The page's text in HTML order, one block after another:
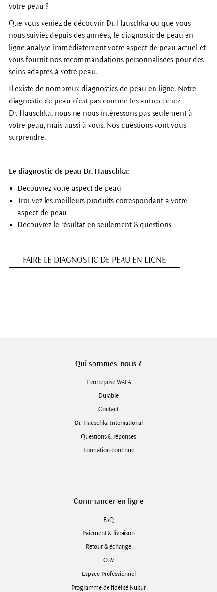
votre peau ?
Que vous veniez de découvrir Dr. Hauschka ou que vous
nous suiviez depuis des années, le diagnostic de peau en
ligne analyse immédiatement votre aspect de peau actuel et
vous fournit nos recommandations personnalisées pour des
soins adaptés à votre peau.
Il existe de nombreux diagnostics de peau en ligne. Notre
diagnostic de peau n’est pas comme les autres : chez
Dr. Hauschka, nous ne nous intéressons pas seulement à
votre peau, mais aussi à vous. Nos questions vont vous
surprendre.
Le diagnostic de peau Dr. Hauschka:
Découvrez votre aspect de peau
Trouvez les meilleurs produits correspondant à votre
aspect de peau
Découvrez le résultat en seulement 8 questions
FAIRE LE DIAGNOSTIC DE PEAU EN LIGNE
Qui sommes-nous ?
L'entreprise WALA
Durable
Contact
Dr. Hauschka International
Questions & réponses
Formation continue
Commander en ligne
FAQ
Paiement & livraison
Retour & échange
CGV
Espace Professionnel
Programme de fidélité Kultur